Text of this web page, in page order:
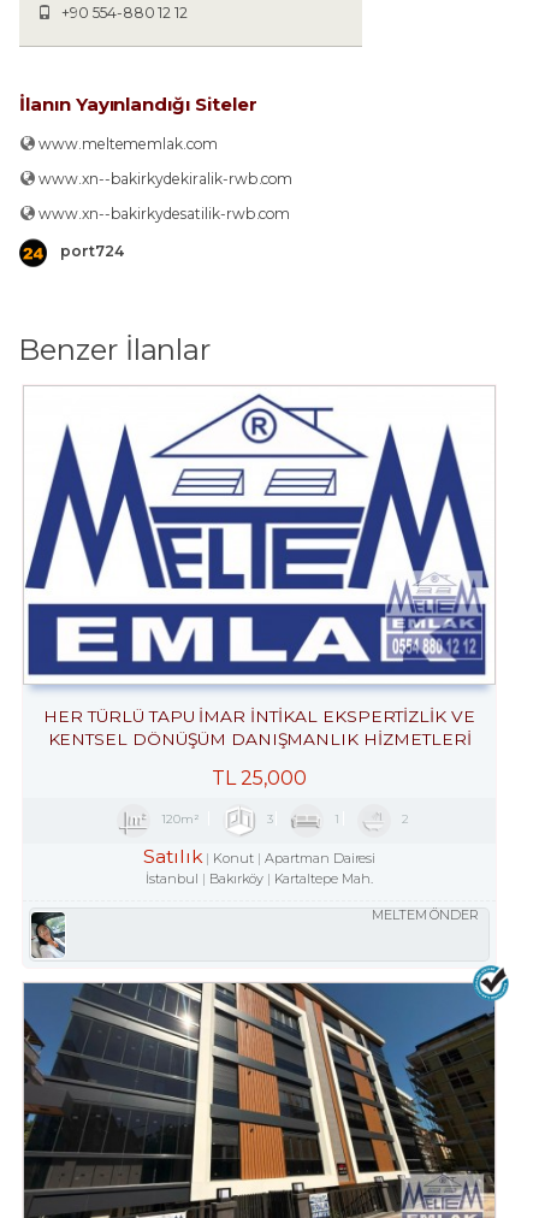
+90 554-880 12 12
İlanın Yayınlandığı Siteler
www.meltememlak.com
www.xn--bakirkydekiralik-rwb.com
www.xn--bakirkydesatilik-rwb.com
port724
Benzer İlanlar
HER TÜRLÜ TAPU İMAR İNTİKAL EKSPERTİZLİK VE
KENTSEL DÖNÜŞÜM DANIŞMANLIK HİZMETLERİ
TL 25,000
120m² 3 1 2
Satılık Konut
Apartman Dairesi
İstanbul
Bakırköy Kartaltepe Mah.
MELTEM ÖNDER